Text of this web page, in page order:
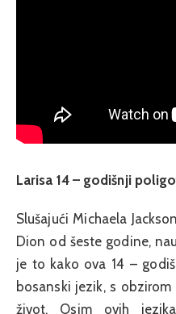
Larisa 14 – godišnji
Slušajući Michaela
Dion od šeste godine,
je to kako ova 14 –
bosanski jezik, s
život. Osim ovih